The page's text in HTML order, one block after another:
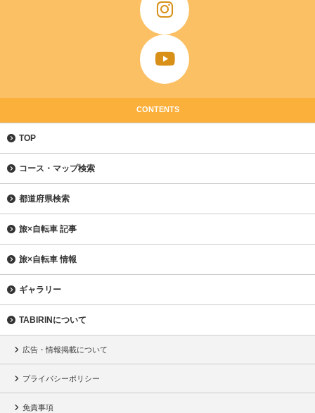
CONTENTS
TOP
コース・マップ検索
都道府県検索
旅×自転車 記事
旅×自転車 情報
ギャラリー
TABIRINについて
広告・情報掲載について
プライバシーポリシー
免責事項